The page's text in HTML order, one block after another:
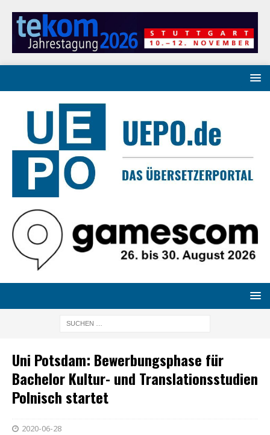
Uni Potsdam: Bewerbungsphase für
Bachelor Kultur- und Translationsstudien
Polnisch startet
2020-06-28